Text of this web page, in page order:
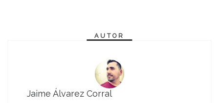
AUTOR
Jaime Álvarez Corral